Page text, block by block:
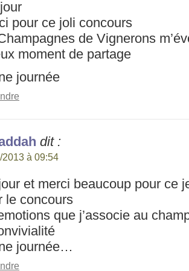
pour ce joli concours
de Vignerons
moment de partage
journée
dit :
2013 à 09:54
et merci beaucoup pour ce
le concours
que j’associe au
journée…